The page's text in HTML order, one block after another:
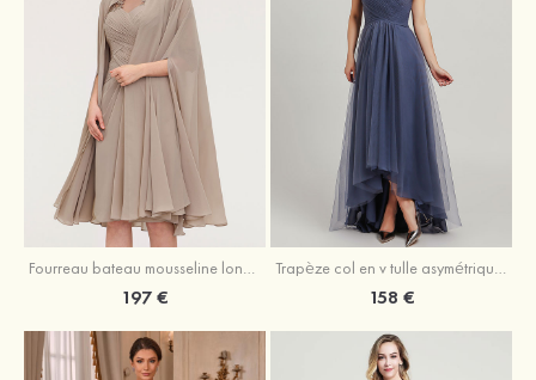
Fourreau bateau mousseline longueur genou robe de mère de la mariée avec appliqué plissé veste
197 €
Trapèze col en v tulle asymétrique robe de mère de la mariée
158 €